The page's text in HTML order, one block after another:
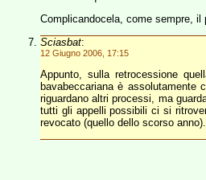
Complicandocela, come sempre, il
Sciasbat:
12 Giugno 2006, 17:15
Appunto, sulla retrocessione
bavabeccariana è
riguardano altri processi, ma
tutti gli appelli possibili ci si
revocato (quello dello scorso